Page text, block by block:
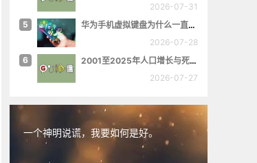
2026-07-31
5
华为手机虚拟键盘为什么一直跳出来
2026-07-28
6
2001至2025年人口增长与死亡数量概览
2026-07-27
一个神明说谎，我要如何是好。